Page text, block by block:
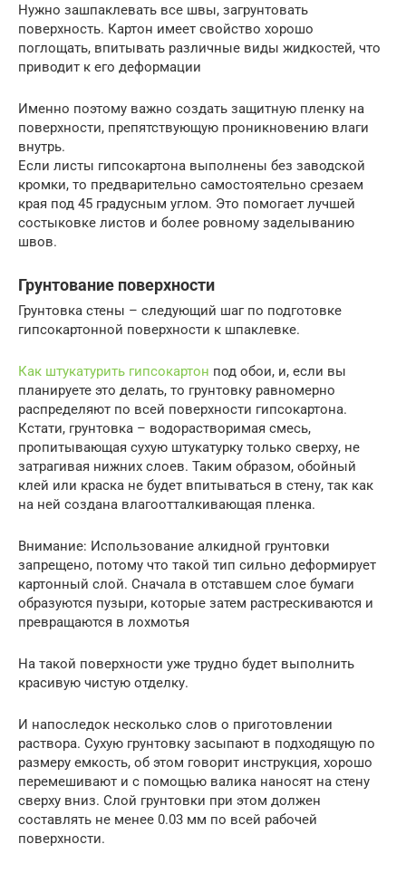
Нужно зашпаклевать все швы, загрунтовать
поверхность. Картон имеет свойство хорошо
поглощать, впитывать различные виды жидкостей, что
приводит к его деформации
Именно поэтому важно создать защитную пленку на
поверхности, препятствующую проникновению влаги
внутрь.
Если листы гипсокартона выполнены без заводской
кромки, то предварительно самостоятельно срезаем
края под 45 градусным углом. Это помогает лучшей
состыковке листов и более ровному заделыванию
швов.
Грунтование поверхности
Грунтовка стены – следующий шаг по подготовке
гипсокартонной поверхности к шпаклевке.
Как штукатурить гипсокартон под обои, и, если вы
планируете это делать, то грунтовку равномерно
распределяют по всей поверхности гипсокартона.
Кстати, грунтовка – водорастворимая смесь,
пропитывающая сухую штукатурку только сверху, не
затрагивая нижних слоев. Таким образом, обойный
клей или краска не будет впитываться в стену, так как
на ней создана влагоотталкивающая пленка.
Внимание: Использование алкидной грунтовки
запрещено, потому что такой тип сильно деформирует
картонный слой. Сначала в отставшем слое бумаги
образуются пузыри, которые затем растрескиваются и
превращаются в лохмотья
На такой поверхности уже трудно будет выполнить
красивую чистую отделку.
И напоследок несколько слов о приготовлении
раствора. Сухую грунтовку засыпают в подходящую по
размеру емкость, об этом говорит инструкция, хорошо
перемешивают и с помощью валика наносят на стену
сверху вниз. Слой грунтовки при этом должен
составлять не менее 0.03 мм по всей рабочей
поверхности.